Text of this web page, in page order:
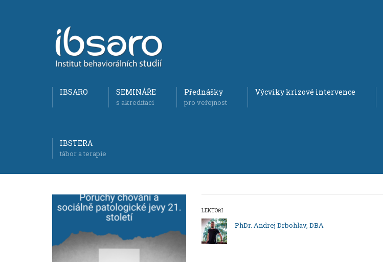
IBSARO SEMINÁŘE
s akreditací
Přednášky
pro veřejnost
Výcviky krizové intervence
IBSTERA
tábor a terapie
LEKTOŘI
PhDr. Andrej Drbohlav, DBA